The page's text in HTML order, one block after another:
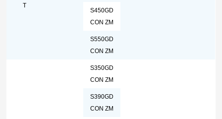
T
S450GD
CON ZM
S550GD
CON ZM
S350GD
CON ZM
S390GD
CON ZM